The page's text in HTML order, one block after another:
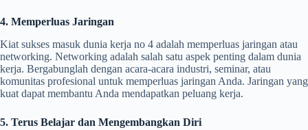
4. Memperluas Jaringan
Kiat sukses masuk dunia kerja no 4 adalah memperluas jaringan atau
networking. Networking adalah salah satu aspek penting dalam dunia
kerja. Bergabunglah dengan acara-acara industri, seminar, atau
komunitas profesional untuk memperluas jaringan Anda. Jaringan yang
kuat dapat membantu Anda mendapatkan peluang kerja.
5. Terus Belajar dan Mengembangkan Diri